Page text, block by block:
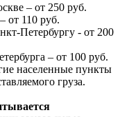
– от 250 руб.
от 110 руб.
Петербургу - от 200
– от 100 руб.
населенные пункты
груза.